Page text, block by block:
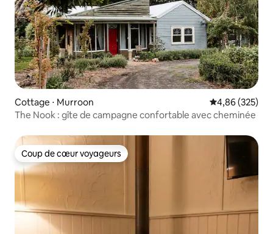
Cottage ⋅ Murroon Évaluation
4,86 (325)
The Nook : gîte de campagne confortable avec cheminée
Coup de cœur voyageurs
Coup de cœur voyageurs